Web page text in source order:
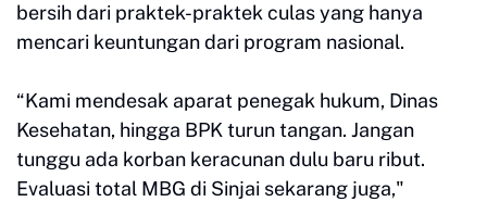
bersih dari praktek-praktek culas yang hanya
mencari keuntungan dari program nasional.
“Kami mendesak aparat penegak hukum, Dinas
Kesehatan, hingga BPK turun tangan. Jangan
tunggu ada korban keracunan dulu baru ribut.
Evaluasi total MBG di Sinjai sekarang juga,"